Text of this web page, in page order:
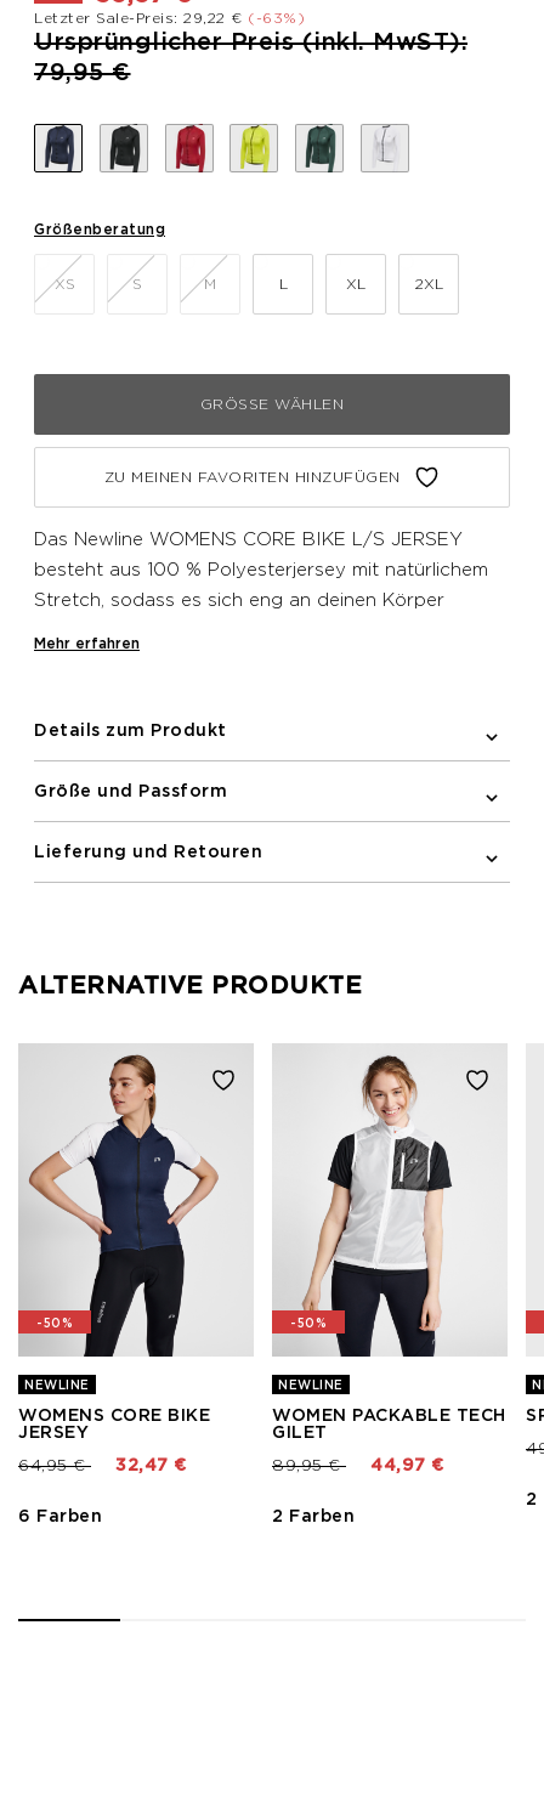
Letzter Sale-Preis: 29,22 € (-63%)
Preis reduziert von
Ursprünglicher Preis (inkl. MwST):
79,95 €bis
Größenberatung
XS S M L XL 2XL
GRÖSSE WÄHLEN
ZU MEINEN FAVORITEN HINZUFÜGEN
Das Newline WOMENS CORE BIKE L/S JERSEY
besteht aus 100 % Polyesterjersey mit natürlichem
Stretch, sodass es sich eng an deinen Körper
schlichten Look gestaltet. Es verfügt über ein
das Top unterwegs nicht verrutscht. Es bietet eine
und reflektierende Printdetails für bessere
Mehr erfahren
Details zum Produkt
Größe und Passform
Lieferung und Retouren
ALTERNATIVE PRODUKTE
-50%
NEWLINE
WOMENS CORE BIKE
JERSEY
Preis reduziert von
64,95 €bis 32,47 €
6 Farben
-50%
NEWLINE
WOMEN PACKABLE TECH
GILET
Preis reduziert von
89,95 €bis 44,97 €
2 Farben
2